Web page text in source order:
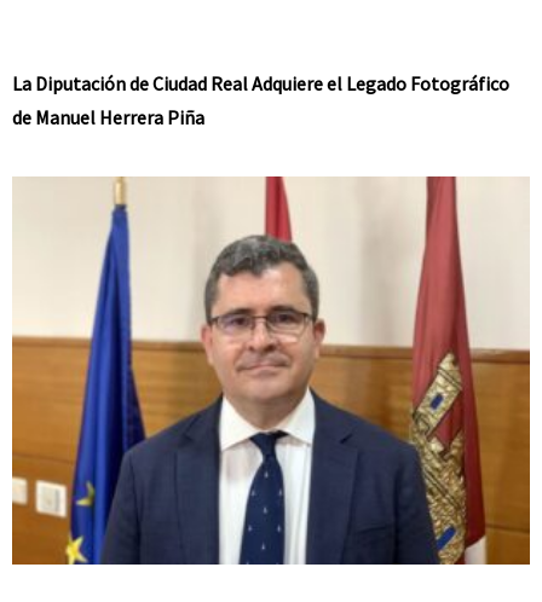
La Diputación de Ciudad Real Adquiere el Legado Fotográfico
de Manuel Herrera Piña